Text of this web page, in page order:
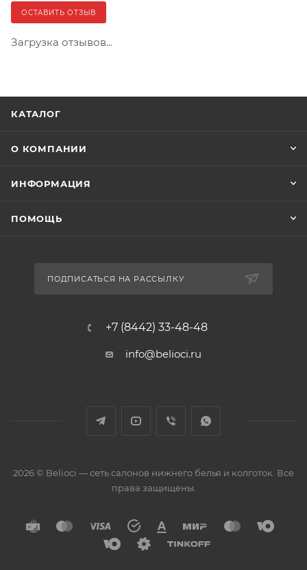
ОСТАВИТЬ ОТЗЫВ
Загрузка отзывов...
КАТАЛОГ
О КОМПАНИИ
ИНФОРМАЦИЯ
ПОМОЩЬ
ПОДПИСАТЬСЯ НА РАССЫЛКУ
+7 (8442) 33-48-48
info@belioci.ru
2026 © Belioci — сеть салонов нижнего белья и колготок. Все
права защищены.